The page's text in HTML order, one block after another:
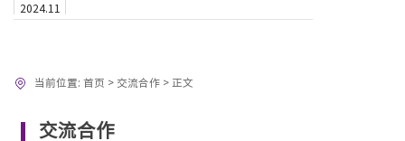
2024.11
交流合作
当前位置: 首页 > 交流合作> 正文